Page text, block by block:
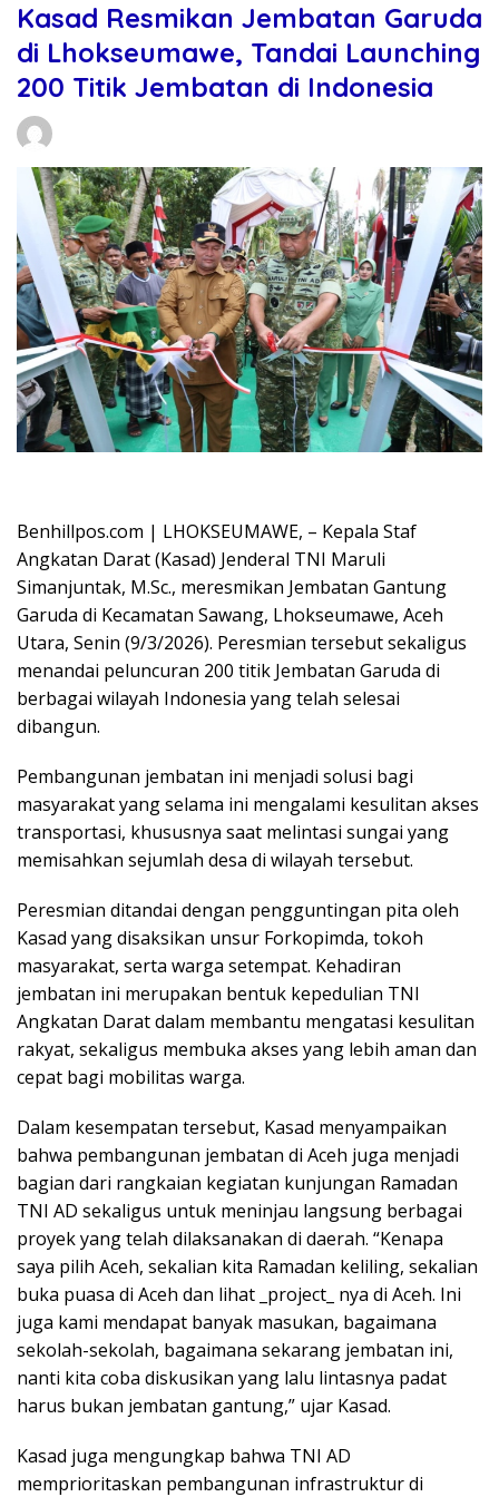
Kasad Resmikan Jembatan Garuda
di Lhokseumawe, Tandai Launching
200 Titik Jembatan di Indonesia
Benhillpos.com | LHOKSEUMAWE, – Kepala Staf
Angkatan Darat (Kasad) Jenderal TNI Maruli
Simanjuntak, M.Sc., meresmikan Jembatan Gantung
Garuda di Kecamatan Sawang, Lhokseumawe, Aceh
Utara, Senin (9/3/2026). Peresmian tersebut sekaligus
menandai peluncuran 200 titik Jembatan Garuda di
berbagai wilayah Indonesia yang telah selesai
dibangun.
Pembangunan jembatan ini menjadi solusi bagi
masyarakat yang selama ini mengalami kesulitan akses
transportasi, khususnya saat melintasi sungai yang
memisahkan sejumlah desa di wilayah tersebut.
Peresmian ditandai dengan pengguntingan pita oleh
Kasad yang disaksikan unsur Forkopimda, tokoh
masyarakat, serta warga setempat. Kehadiran
jembatan ini merupakan bentuk kepedulian TNI
Angkatan Darat dalam membantu mengatasi kesulitan
rakyat, sekaligus membuka akses yang lebih aman dan
cepat bagi mobilitas warga.
Dalam kesempatan tersebut, Kasad menyampaikan
bahwa pembangunan jembatan di Aceh juga menjadi
bagian dari rangkaian kegiatan kunjungan Ramadan
TNI AD sekaligus untuk meninjau langsung berbagai
proyek yang telah dilaksanakan di daerah. “Kenapa
saya pilih Aceh, sekalian kita Ramadan keliling, sekalian
buka puasa di Aceh dan lihat _project_ nya di Aceh. Ini
juga kami mendapat banyak masukan, bagaimana
sekolah-sekolah, bagaimana sekarang jembatan ini,
nanti kita coba diskusikan yang lalu lintasnya padat
harus bukan jembatan gantung,” ujar Kasad.
Kasad juga mengungkap bahwa TNI AD
memprioritaskan pembangunan infrastruktur di